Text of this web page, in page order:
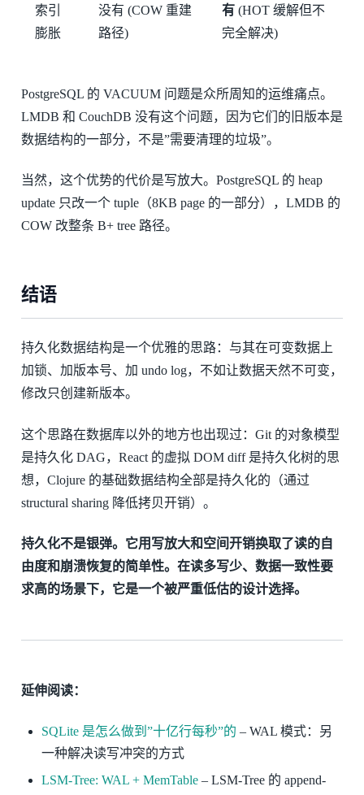
索引
膨胀
没有 (COW 重建
路径)
有(HOT 缓解但不
完全解决)
PostgreSQL 的 VACUUM 问题是众所周知的运维痛点。
LMDB 和 CouchDB 没有这个问题，因为它们的旧版本是
数据结构的一部分，不是”需要清理的垃圾”。
当然，这个优势的代价是写放大。PostgreSQL 的 heap
update 只改一个 tuple（8KB page 的一部分），LMDB 的
COW 改整条 B+ tree 路径。
结语
持久化数据结构是一个优雅的思路：与其在可变数据上
加锁、加版本号、加 undo log，不如让数据天然不可变，
修改只创建新版本。
这个思路在数据库以外的地方也出现过：Git 的对象模型
是持久化 DAG，React 的虚拟 DOM diff 是持久化树的思
想，Clojure 的基础数据结构全部是持久化的（通过
structural sharing 降低拷贝开销）。
持久化不是银弹。它用写放大和空间开销换取了读的自
由度和崩溃恢复的简单性。在读多写少、数据一致性要
求高的场景下，它是一个被严重低估的设计选择。
延伸阅读：
SQLite 是怎么做到”十亿行每秒”的 – WAL 模式：另
一种解决读写冲突的方式
LSM-Tree: WAL + MemTable – LSM-Tree 的 append-